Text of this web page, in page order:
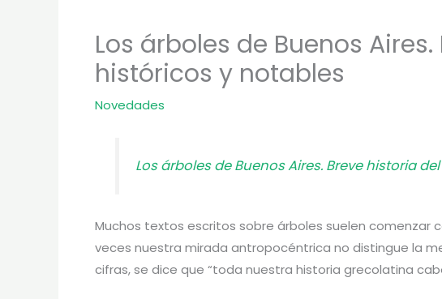
Los árboles de Buenos
históricos y notables
Novedades
Los árboles de Buenos Aires. Breve historia
Muchos textos escritos sobre árboles suelen comenzar
veces nuestra mirada antropocéntrica no distingue la
cifras, se dice que “toda nuestra historia grecolatina